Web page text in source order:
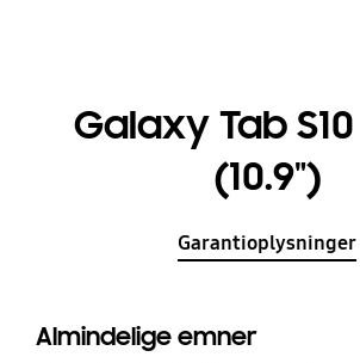
Galaxy Tab S10
(10.9")
Garantioplysninger
Almindelige emner